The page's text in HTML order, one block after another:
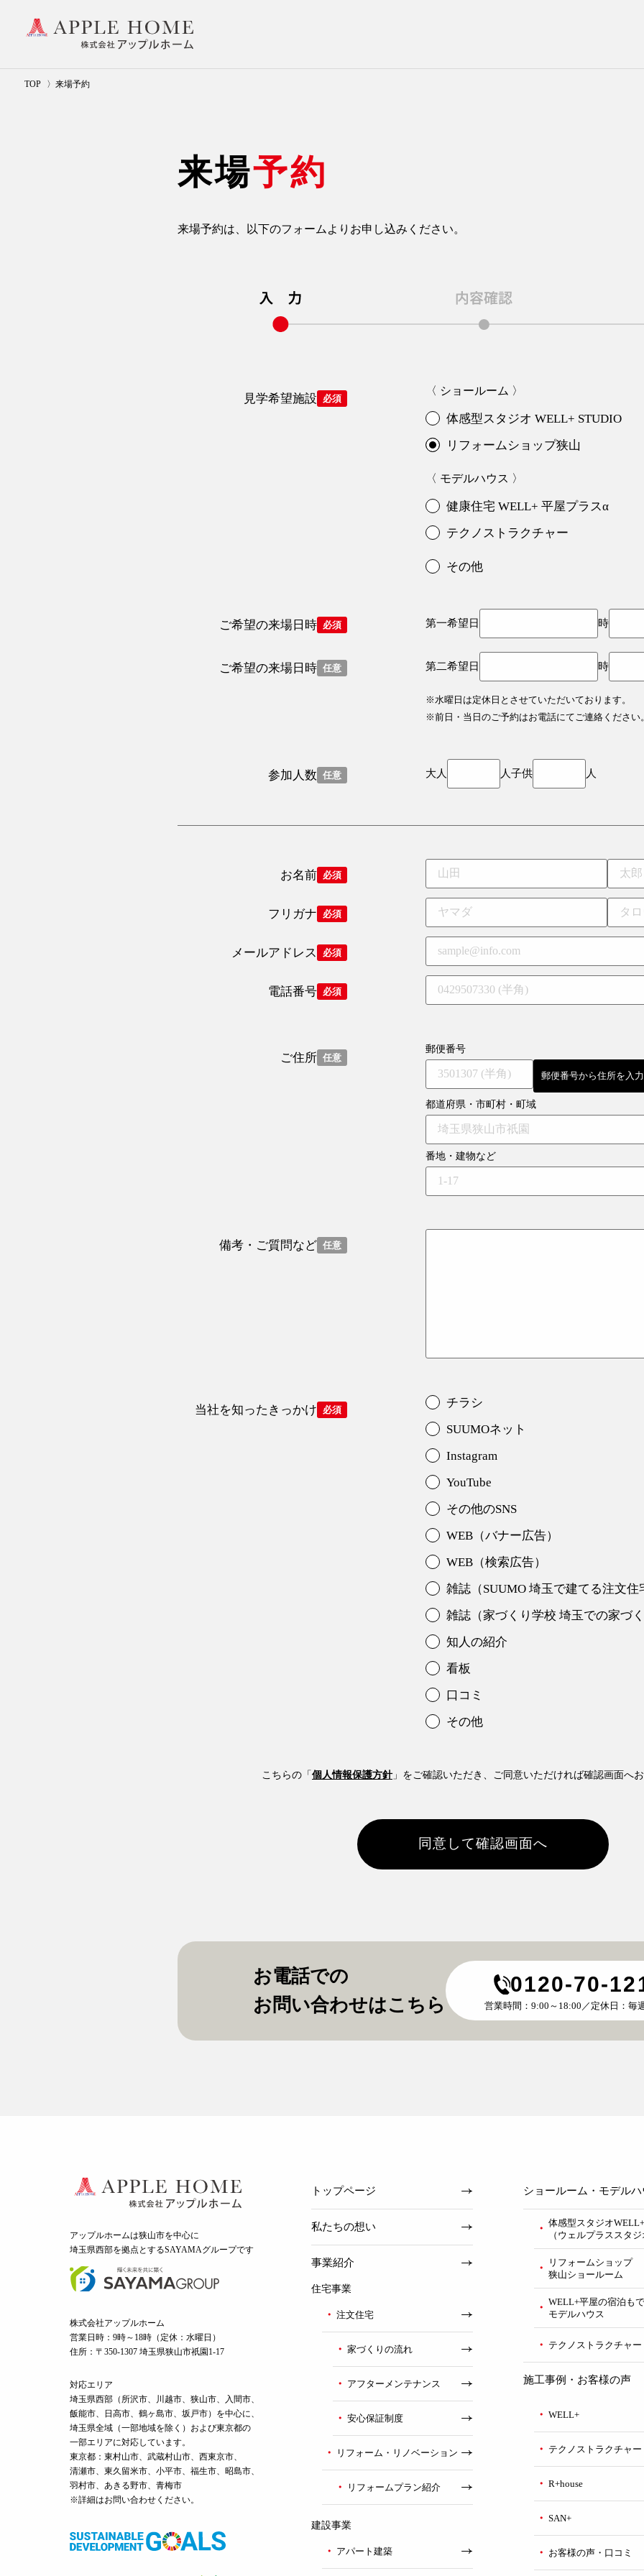
TOP 来場予約
来場予約
来場予約は、以下のフォームよりお申し込みください。
見学希望施設
〈 ショールーム 〉
体感型スタジオ WELL+ STUDIO
リフォームショップ狭山
〈 モデルハウス 〉
健康住宅 WELL+ 平屋プラスα
テクノストラクチャー
その他
ご希望の来場日時 第一希望 日 時
ご希望の来場日時 第二希望 日 時
※水曜日は定休日とさせていただいております。
※前日・当日のご予約はお電話にてご連絡ください
参加人数 大人 人子供 人
お名前
フリガナ
メールアドレス
電話番号
ご住所
郵便番号
郵便番号から住所を入力
都道府県・市町村・町域
番地・建物など
備考・ご質問など
当社を知ったきっかけ
チラシ
SUUMOネット
Instagram
YouTube
その他のSNS
WEB（バナー広告）
WEB（検索広告）
雑誌（SUUMO 埼玉で建てる注文住
雑誌（家づくり学校 埼玉での家づ
知人の紹介
看板
口コミ
その他
こちらの「 個人情報保護方針」をご確認いただき、 ご同意いただければ確認画面へ
お電話での
お問い合わせはこちら
0120-70-
営業時間：9:00～18:00／定休日：毎
アップルホームは狭山市を中心に
埼玉県西部を拠点とするSAYAMAグループです
株式会社アップルホーム
営業日時：9時～18時（定休：水曜日）
住所：〒350-1307 埼玉県狭山市祇園1-17
対応エリア
埼玉県西部（ 所沢市 川越市 、狭山市、入間市、
飯能市、日高市、鶴ヶ島市、坂戸市）を中心に、
埼玉県全域（一部地域を除く）および東京都の
一部エリアに対応しています。
東京都：東村山市、武蔵村山市、西東京市、
清瀬市、東久留米市、小平市、福生市、昭島市、
羽村市、あきる野市、青梅市
※詳細はお問い合わせください。
トップページ
私たちの想い
事業紹介
住宅事業
注文住宅
家づくりの流れ
アフターメンテナンス
安心保証制度
リフォーム・リノベーション
リフォームプラン紹介
建設事業
アパート建築
ショールーム・モデルハ
体感型スタジオ
（ウェルプラススタ
リフォームショップ
狭山ショールーム
WELL+平屋の宿泊も
モデルハウス
テクノストラクチャー
施工事例・お客様の声
WELL+
テクノストラクチャー
R+house
SAN+
お客様の声・口コミ